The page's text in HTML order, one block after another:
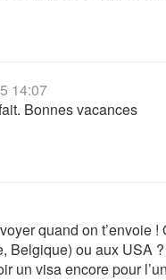
14:07
Bonnes vacances
quand on
Belgique) ou aux USA
un visa encore pour